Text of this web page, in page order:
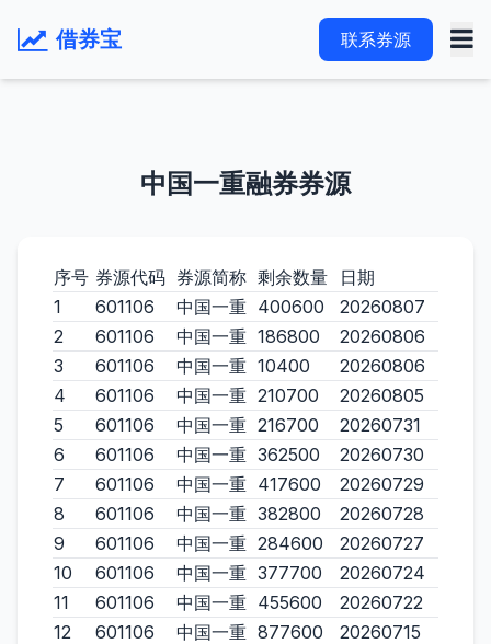
借券宝 联系券源
中国一重融券券源
序号 券源代码 券源简称 剩余数量
日期
1
601106 中国一重 400600
20260807
2
601106 中国一重 186800
20260806
3
601106 中国一重 10400
20260806
4
601106 中国一重 210700
20260805
5
601106 中国一重 216700
20260731
6
601106 中国一重 362500
20260730
7
601106 中国一重 417600
20260729
8
601106 中国一重 382800
20260728
9
601106 中国一重 284600
20260727
10
601106 中国一重 377700
20260724
11
601106 中国一重 455600
20260722
12
601106 中国一重 877600
20260715